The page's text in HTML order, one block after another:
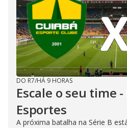
DO R7/HÁ 9 HORAS
Escale o seu time
Esportes
A próxima batalha na Série B